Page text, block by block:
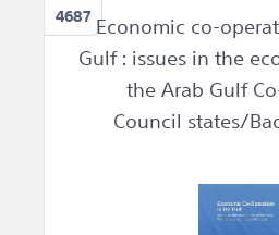
4687Economic co-
Gulf : issues in the
the Arab Gulf
Council states/